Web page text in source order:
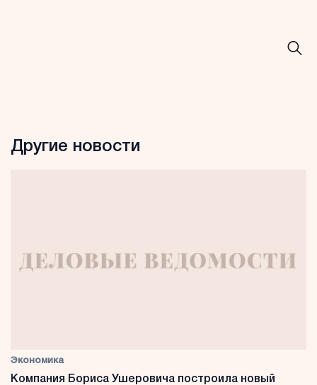
Другие новости
Экономика
Компания Бориса Ушеровича построила новый